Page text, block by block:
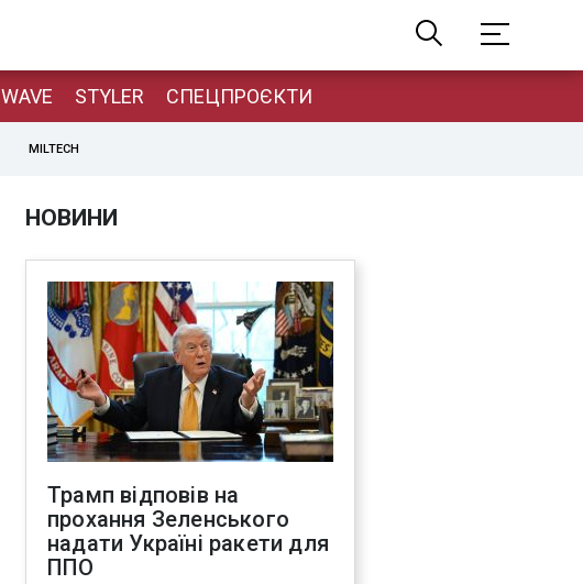
WAVE STYLER СПЕЦПРОЄКТИ
MILTECH
НОВИНИ
Трамп відповів на
прохання Зеленського
надати Україні ракети для
ППО